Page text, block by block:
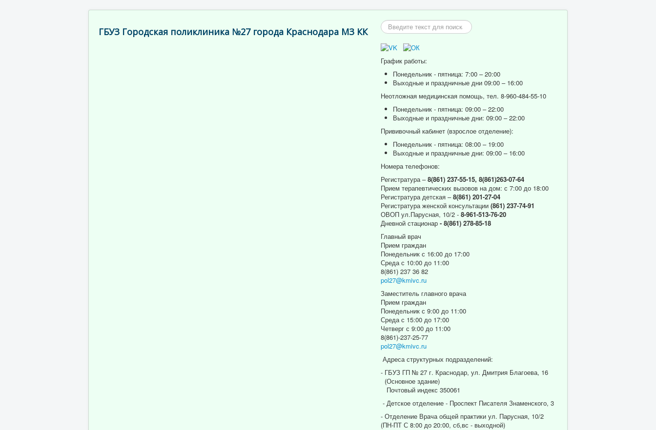
ГБУЗ Городская поликлиника №27 города Краснодара МЗ КК
Искать...
График работы:
Понедельник - пятница: 7:00 – 20:00
Выходные и праздничные дни 09:00 – 16:00
Неотложная медицинская помощь, тел. 8-960-484-55-10
Понедельник - пятница: 09:00 – 22:00
Выходные и праздничные дни: 09:00 – 22:00
Прививочный кабинет (взрослое отделение):
Понедельник - пятница: 08:00 – 19:00
Выходные и праздничные дни: 09:00 – 16:00
Номера телефонов:
Регистратура –8(861) 237-55-15, 8(861)263-07-64
Прием терапевтических вызовов на дом: с 7:00 до 18:00
Регистратура детская –8(861) 201-27-04
Регистратура женской консультации (861) 237-74-91
ОВОП ул.Парусная, 10/2 - 8-961-513-76-20
Дневной стационар - 8(861) 278-85-18
Главный врач
Прием граждан
Понедельник с 16:00 до 17:00
Среда с 10:00 до 11:00
8(861) 237 36 82
pol27@kmivc.ru
Заместитель главного врача
Прием граждан
Понедельник с 9:00 до 11:00
Среда с 15:00 до 17:00
Четверг с 9:00 до 11:00
8(861)-237-25-77
pol27@kmivc.ru
Адреса структурных подразделений:
- ГБУЗ ГП № 27 г. Краснодар, ул. Дмитрия Благоева, 16
(Основное здание)
Почтовый индекс 350061
- Детское отделение - Проспект Писателя Знаменского, 3
- Отделение Врача общей практики ул. Парусная, 10/2
(ПН-ПТ С 8:00 до 20:00, сб,вс - выходной)